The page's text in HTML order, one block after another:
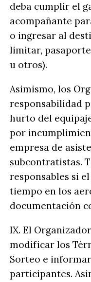
deba cumplir el
acompañante
o ingresar al
limitar,
u otros).
Asimismo, los
responsabilidad
hurto del
por
empresa de
subcontratistas.
responsables si
tiempo en los
documentación
IX. El
modificar los
Sorteo e
participantes.